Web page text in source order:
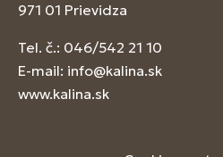
971 01 Prievidza
Tel. č.: 046/542 21 10
E-mail: info@kalina.sk
www.kalina.sk